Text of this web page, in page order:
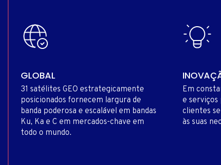
GLOBAL
31 satélites GEO estrategicamente
posicionados fornecem largura de
banda poderosa e escalável em bandas
Ku, Ka e C em mercados-chave em
todo o mundo.
Em
e serviços
clientes
às suas